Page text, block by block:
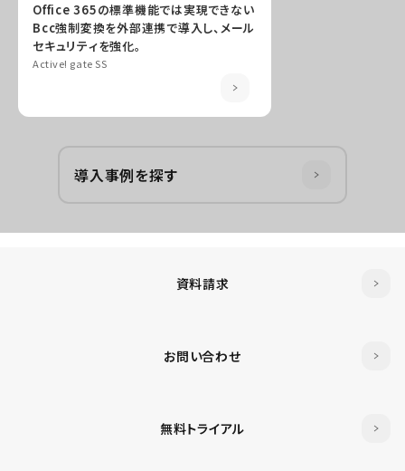
Office 365の標準機能では実現できない
Bcc強制変換を外部連携で導入し、メール
セキュリティを強化。
Active! gate SS
導入事例を探す
資料請求
お問い合わせ
無料トライアル